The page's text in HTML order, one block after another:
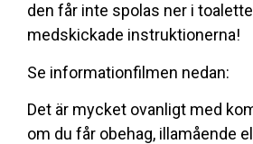
den får inte spolas ner i
medskickade instruktionerna!
Se informationfilmen nedan:
Det är mycket ovanligt med
om du får obehag, illamående